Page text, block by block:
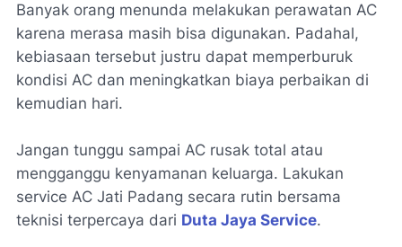
Banyak orang menunda melakukan perawatan AC
karena merasa masih bisa digunakan. Padahal,
kebiasaan tersebut justru dapat memperburuk
kondisi AC dan meningkatkan biaya perbaikan di
kemudian hari.
Jangan tunggu sampai AC rusak total atau
mengganggu kenyamanan keluarga. Lakukan
service AC Jati Padang secara rutin bersama
teknisi terpercaya dari Duta Jaya Service.